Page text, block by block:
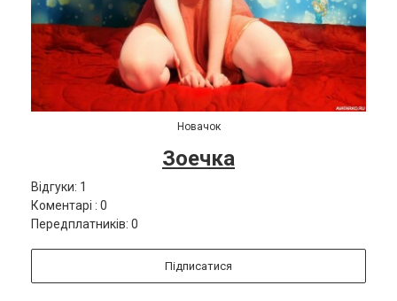
Новачок
Зоечка
Відгуки: 1
Коментарі : 0
Передплатників: 0
Підписатися